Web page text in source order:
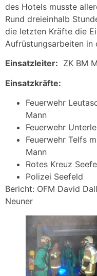
des Hotels musste
Rund dreieinhalb
die letzten Kräfte die
Aufrüstungsarbeiten in
Einsatzleiter: ZK BM
Einsatzkräfte:
Feuerwehr
Mann
Feuerwehr
Feuerwehr Telfs
Mann
Rotes Kreuz
Polizei Seefeld
Bericht: OFM David
Neuner